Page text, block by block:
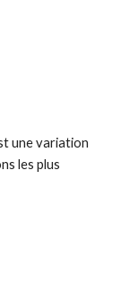
une variation
les plus